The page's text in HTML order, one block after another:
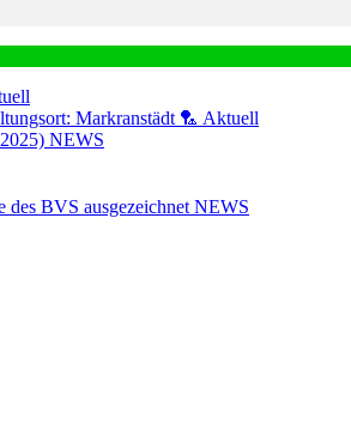
Markranstädt 🏸 Aktuell
NEWS
des BVS ausgezeichnet NEWS